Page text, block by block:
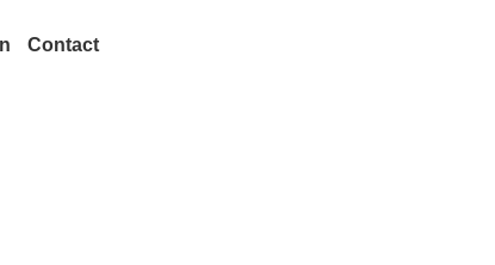
Contact